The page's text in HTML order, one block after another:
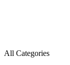
All Categories